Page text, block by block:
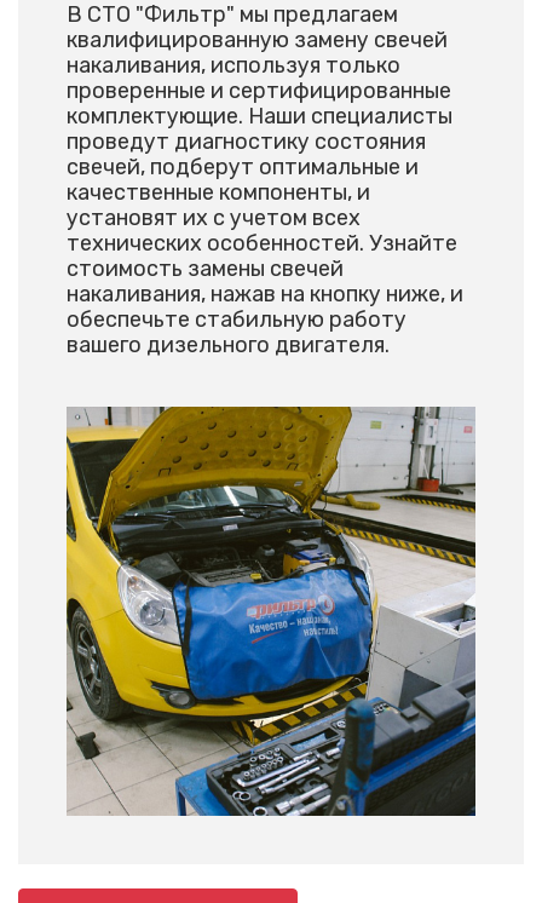
В СТО "Фильтр" мы предлагаем
квалифицированную замену свечей
накаливания, используя только
проверенные и сертифицированные
комплектующие. Наши специалисты
проведут диагностику состояния
свечей, подберут оптимальные и
качественные компоненты, и
установят их с учетом всех
технических особенностей. Узнайте
стоимость замены свечей
накаливания, нажав на кнопку ниже, и
обеспечьте стабильную работу
вашего дизельного двигателя.